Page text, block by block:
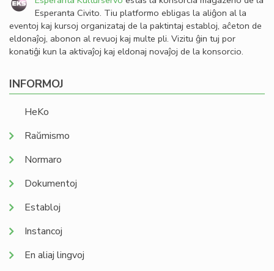
Esperanta Civito. Tiu platformo ebligas la aliĝon al la
eventoj kaj kursoj organizataj de la paktintaj establoj, aĉeton de
eldonaĵoj, abonon al revuoj kaj multe pli. Vizitu ĝin tuj por
konatiĝi kun la aktivaĵoj kaj eldonaj novaĵoj de la konsorcio.
INFORMOJ
HeKo
Raŭmismo
Normaro
Dokumentoj
Establoj
Instancoj
En aliaj lingvoj